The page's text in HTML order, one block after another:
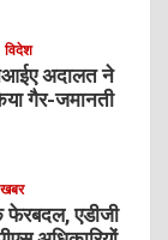
विदेश
अदालत ने
गैर-जमानती
फेरबदल, एडीजी